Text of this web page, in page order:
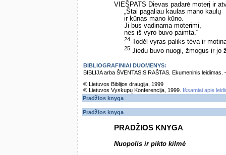
VIEŠPATS Dievas padarė moterį ir
„Štai pagaliau kaulas mano kaulų
ir kūnas mano kūno.
Ji bus vadinama moterimi,
nes iš vyro buvo paimta.“
24 Todėl vyras paliks tėvą ir
25 Jiedu buvo nuogi, žmogus ir jo
BIBLIOGRAFINIAI DUOMENYS:
BIBLIJA arba ŠVENTASIS RAŠTAS. Ekumeninis
© Lietuvos Biblijos draugija, 1999
© Lietuvos Vyskupų Konferencija, 1999.
Išsamiai apie
Pradžios knyga
Pradžios knyga
PRADŽIOS KNYGA
Nuopolis ir pikto kilmė